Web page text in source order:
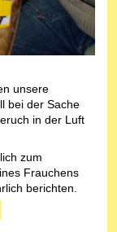
unsere
bei der Sache
in der Luft
zum
Frauchens
berichten.